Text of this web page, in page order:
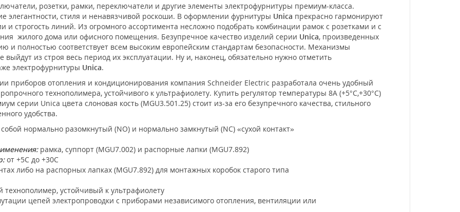
розетки, рамки, переключатели и другие элементы электрофурнитуры премиум-класса.
элегантности, стиля и ненавязчивой роскоши. В оформлении фурнитуры Unica прекрасно гармонируют
строгость линий. Из огромного ассортимента несложно подобрать комбинации рамок с розетками и с
жилого дома или офисного помещения. Безупречное качество изделий серии Unica, произведенных
и полностью соответствует всем высоким европейским стандартам безопасности. Механизмы
из строя весь период их эксплуатации. Ну и, наконец, обязательно нужно отметить
электрофурнитуры Unica.
приборов отопления и кондиционирования компания Schneider Electric разработала очень удобный
технополимера, устойчивого к ультрафиолету. Купить регулятор температуры 8А (+5°С,+30°С)
серии Unica цвета слоновая кость (MGU3.501.25) стоит из-за его безупречного качества, стильного
удобства.
нормально разомкнутый (NO) и нормально замкнутый (NC) «сухой контакт»
рамка, суппорт (MGU7.002) и распорные лапки (MGU7.892)
от +5С до +30С
либо на распорных лапках (MGU7.892) для монтажных коробок старого типа
устойчивый к ультрафиолету
цепей электропроводки с приборами независимого отопления, вентиляции или